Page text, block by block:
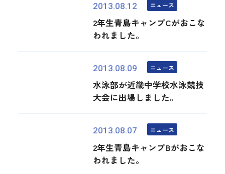
2013.08.12 ニュース
2年生青島キャンプCがおこな
われました。
2013.08.09 ニュース
水泳部が近畿中学校水泳競技
大会に出場しました。
2013.08.07 ニュース
2年生青島キャンプBがおこな
われました。